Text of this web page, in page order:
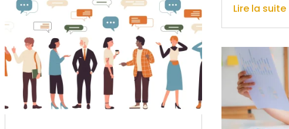
Lire la suite